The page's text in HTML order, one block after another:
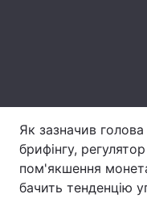
Як зазначив
брифінгу,
пом'якшення
бачить тенденцію